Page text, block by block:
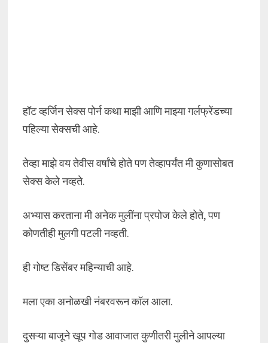
हॉट व्हर्जिन सेक्स पोर्न कथा माझी आणि माझ्या गर्लफ्रेंडच्या
पहिल्या सेक्सची आहे.
तेव्हा माझे वय तेवीस वर्षांचे होते पण तेव्हापर्यंत मी कुणासोबत
सेक्स केले नव्हते.
अभ्यास करताना मी अनेक मुलींना प्रपोज केले होते, पण
कोणतीही मुलगी पटली नव्हती.
ही गोष्ट डिसेंबर महिन्याची आहे.
मला एका अनोळखी नंबरवरून कॉल आला.
दुसऱ्या बाजूने खूप गोड आवाजात कुणीतरी मुलीने आपल्या